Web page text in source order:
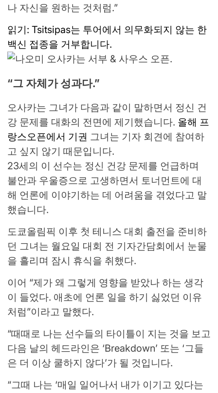
나 자신을 원하는 것처럼.”
읽기: Tsitsipas는 투어에서 의무화되지 않는 한
백신 접종을 거부합니다.
“그 자체가 성과다.”
오사카는 그녀가 다음과 같이 말하면서 정신 건
강 문제를 대화의 전면에 제기했습니다. 올해 프
랑스오픈에서 기권 그녀는 기자 회견에 참여하
고 싶지 않기 때문입니다.
23세의 이 선수는 정신 건강 문제를 언급하며
불안과 우울증으로 고생하면서 토너먼트에 대
해 언론에 이야기하는 데 어려움을 겪었다고 말
했습니다.
도쿄올림픽 이후 첫 테니스 대회 출전을 준비하
던 그녀는 월요일 대회 전 기자간담회에서 눈물
을 흘리며 잠시 휴식을 취했다.
이어 “제가 왜 그렇게 영향을 받았나 하는 생각
이 들었다. 애초에 언론 일을 하기 싫었던 이유
처럼”이라고 말했다.
“때때로 나는 선수들의 타이틀이 지는 것을 보고
다음 날의 헤드라인은 ‘Breakdown’ 또는 ‘그들
은 더 이상 쿨하지 않다’가 될 것입니다.
“그때 나는 ‘매일 일어나서 내가 이기고 있다는